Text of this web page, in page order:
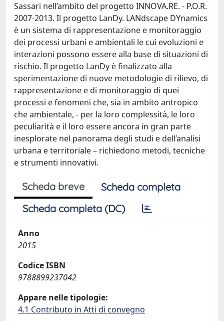
Sassari nell’ambito del progetto INNOVA.RE. - P.O.R.
2007-2013. Il progetto LanDy. LANdscape DYnamics
è un sistema di rappresentazione e monitoraggio
dei processi urbani e ambientali le cui evoluzioni e
interazioni possono essere alla base di situazioni di
rischio. Il progetto LanDy è finalizzato alla
sperimentazione di nuove metodologie di rilievo, di
rappresentazione e di monitoraggio di quei
processi e fenomeni che, sia in ambito antropico
che ambientale, - per la loro complessità, le loro
peculiarità e il loro essere ancora in gran parte
inesplorate nel panorama degli studi e dell’analisi
urbana e territoriale – richiedono metodi, tecniche
e strumenti innovativi.
Scheda breve
Scheda completa
Scheda completa (DC)
Anno
2015
Codice ISBN
9788899237042
Appare nelle tipologie:
4.1 Contributo in Atti di convegno